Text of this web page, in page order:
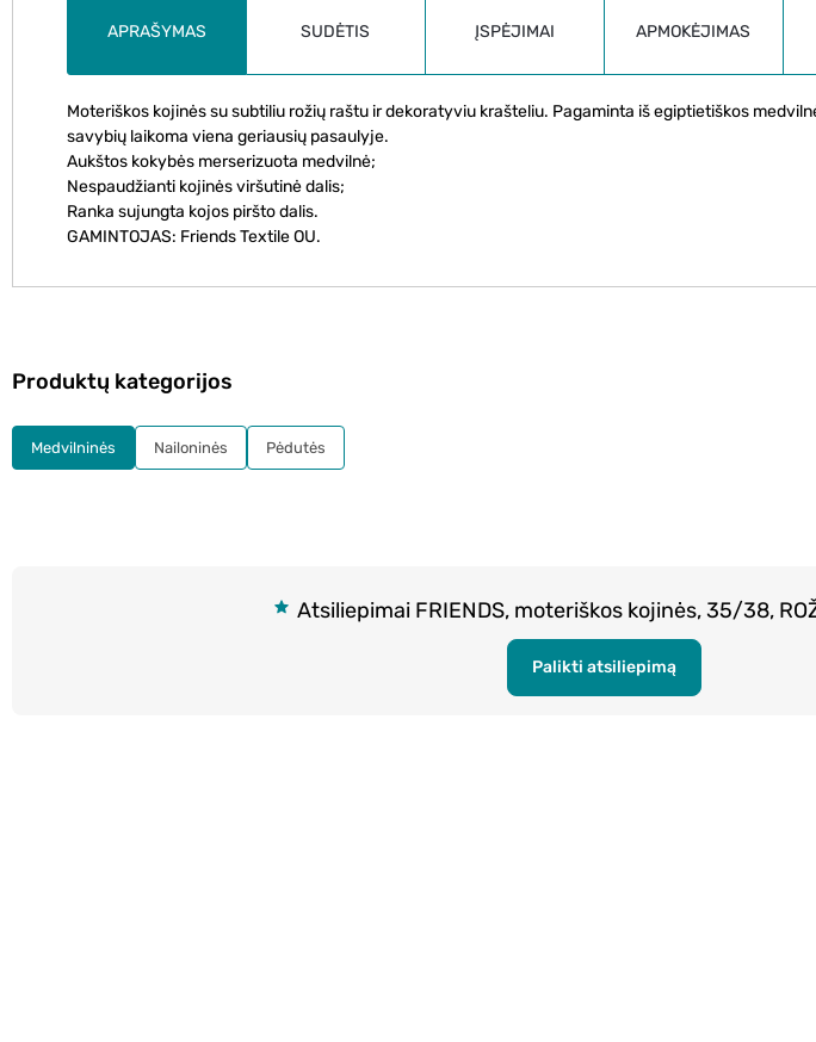
APRAŠYMAS SUDĖTIS ĮSPĖJIMAI APMOKĖJIMAS
Moteriškos kojinės su subtiliu rožių raštu ir dekoratyviu krašteliu. Pagaminta iš egiptietiškos
savybių laikoma viena geriausių pasaulyje.
Aukštos kokybės merserizuota medvilnė;
Nespaudžianti kojinės viršutinė dalis;
Ranka sujungta kojos piršto dalis.
GAMINTOJAS: Friends Textile OU.
Atsiliepimai FRIENDS, moteriškos kojinės, 35/38,
Palikti atsiliepimą
Produktų kategorijos
Medvilninės Nailoninės Pėdutės